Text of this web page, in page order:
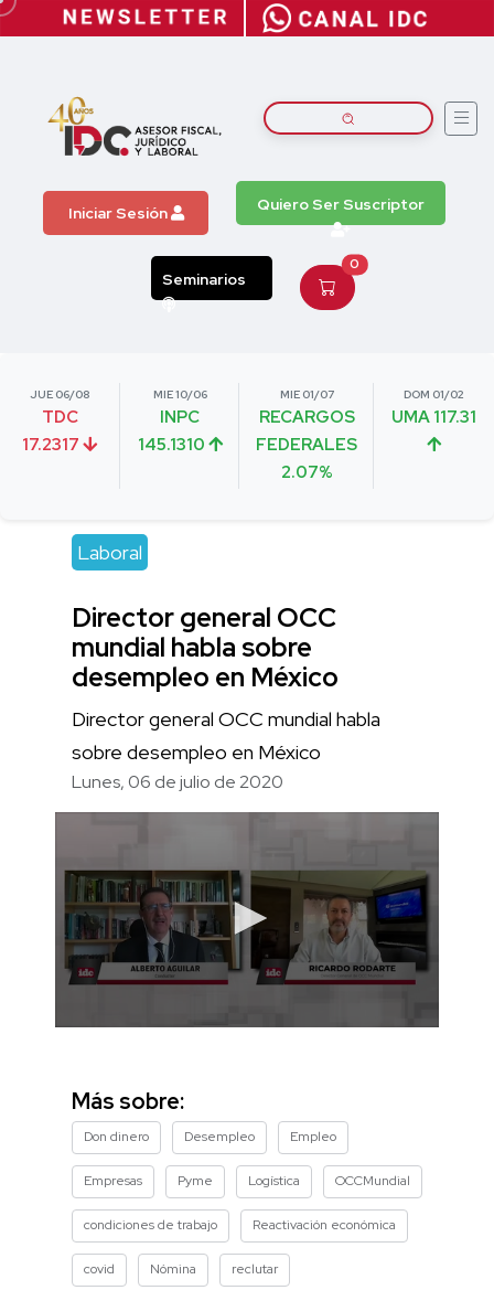
Iniciar Sesión Quiero Ser Suscriptor
Seminarios
0
JUE 06/08
TDC
17.2317
MIE 10/06
INPC
145.1310
MIE 01/07
RECARGOS
FEDERALES
2.07%
DOM 01/02
UMA 117.31
Laboral
Director general OCC
mundial habla sobre
desempleo en México
Director general OCC mundial habla
sobre desempleo en México
Lunes, 06 de julio de 2020
minutes,
41
seconds
Más sobre:
Don dinero Desempleo Empleo
Empresas Pyme Logística OCCMundial
condiciones de trabajo Reactivación económica
covid Nómina reclutar